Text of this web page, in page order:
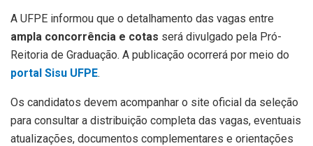
A UFPE informou que o detalhamento das vagas entre
ampla concorrência e cotas será divulgado pela Pró-
Reitoria de Graduação. A publicação ocorrerá por meio do
portal Sisu UFPE.
Os candidatos devem acompanhar o site oficial da seleção
para consultar a distribuição completa das vagas, eventuais
atualizações, documentos complementares e orientações